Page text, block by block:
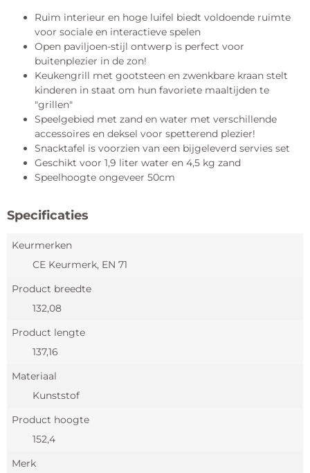
Ruim interieur en hoge luifel biedt voldoende ruimte
voor sociale en interactieve spelen
Open paviljoen-stijl ontwerp is perfect voor
buitenplezier in de zon!
Keukengrill met gootsteen en zwenkbare kraan stelt
kinderen in staat om hun favoriete maaltijden te
"grillen"
Speelgebied met zand en water met verschillende
accessoires en deksel voor spetterend plezier!
Snacktafel is voorzien van een bijgeleverd servies set
Geschikt voor 1,9 liter water en 4,5 kg zand
Speelhoogte ongeveer 50cm
Specificaties
Keurmerken
CE Keurmerk, EN 71
Product breedte
132,08
Product lengte
137,16
Materiaal
Kunststof
Product hoogte
152,4
Merk